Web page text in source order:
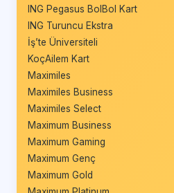
ING Pegasus BolBol Kart
ING Turuncu Ekstra
İş’te Üniversiteli
KoçAilem Kart
Maximiles
Maximiles Business
Maximiles Select
Maximum Business
Maximum Gaming
Maximum Genç
Maximum Gold